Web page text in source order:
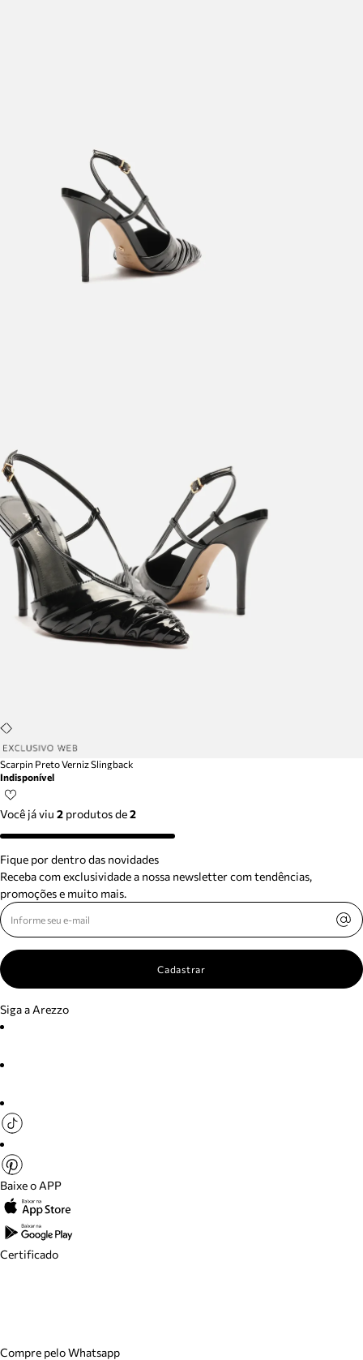
Scarpin Preto Verniz Slingback
Indisponível
Você já viu 2 produtosde2
Fique por dentro das novidades
Receba com exclusividade a nossa newsletter com tendências,
promoções e muito mais.
Cadastrar
Siga a Arezzo
Baixe o APP
Certificado
Compre pelo Whatsapp